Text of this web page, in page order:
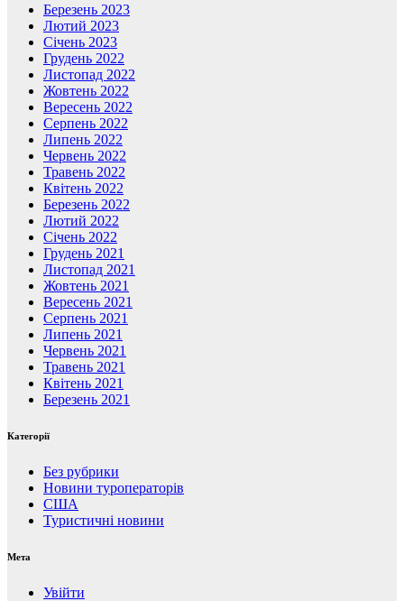
Березень 2023
Лютий 2023
Січень 2023
Грудень 2022
Листопад 2022
Жовтень 2022
Вересень 2022
Серпень 2022
Липень 2022
Червень 2022
Травень 2022
Квітень 2022
Березень 2022
Лютий 2022
Січень 2022
Грудень 2021
Листопад 2021
Жовтень 2021
Вересень 2021
Серпень 2021
Липень 2021
Червень 2021
Травень 2021
Квітень 2021
Березень 2021
Категорії
Без рубрики
Новини туроператорів
США
Туристичні новини
Мета
Увійти